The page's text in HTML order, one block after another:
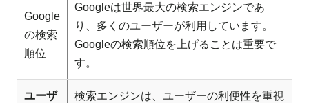
Google
の検索
順位
Googleは世界最大の検索エンジンであ
り、多くのユーザーが利用しています。
Googleの検索順位を上げることは重要で
す。
ユーザ
検索エンジンは、ユーザーの利便性を重視